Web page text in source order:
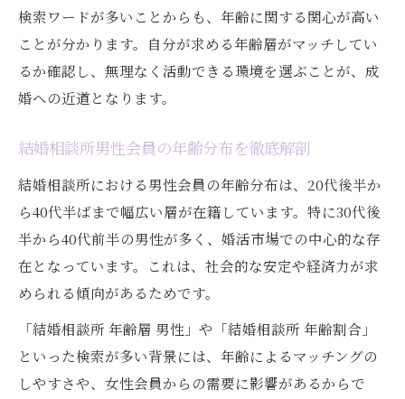
検索ワードが多いことからも、年齢に関する関心が高い
ことが分かります。自分が求める年齢層がマッチしてい
るか確認し、無理なく活動できる環境を選ぶことが、成
婚への近道となります。
結婚相談所男性会員の年齢分布を徹底解剖
結婚相談所における男性会員の年齢分布は、20代後半か
ら40代半ばまで幅広い層が在籍しています。特に30代後
半から40代前半の男性が多く、婚活市場での中心的な存
在となっています。これは、社会的な安定や経済力が求
められる傾向があるためです。
「結婚相談所 年齢層 男性」や「結婚相談所 年齢割合」
といった検索が多い背景には、年齢によるマッチングの
しやすさや、女性会員からの需要に影響があるからで